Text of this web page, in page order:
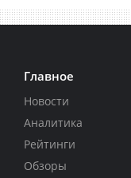
Главное
Новости
Аналитика
Рейтинги
Обзоры